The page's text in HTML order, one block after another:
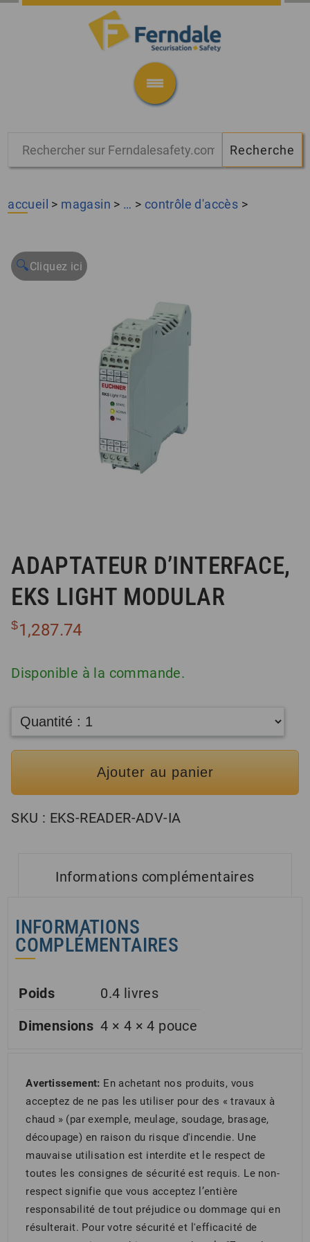
accueil > magasin > … > contrôle d'accès >
🔍
ADAPTATEUR D’INTERFACE,
EKS LIGHT MODULAR
$1,287.74
Disponible à la commande.
Ajouter au panier
SKU : EKS-READER-ADV-IA
Informations complémentaires
INFORMATIONS
COMPLÉMENTAIRES
Poids
0.4 livres
Dimensions 4 × 4 × 4 pouce
Avertissement: En achetant nos produits, vous
acceptez de ne pas les utiliser pour des « travaux à
chaud » (par exemple, meulage, soudage, brasage,
découpage) en raison du risque d'incendie. Une
mauvaise utilisation est interdite et le respect de
toutes les consignes de sécurité est requis. Le non-
respect signifie que vous acceptez l’entière
responsabilité de tout préjudice ou dommage qui en
résulterait. Pour votre sécurité et l'efficacité de